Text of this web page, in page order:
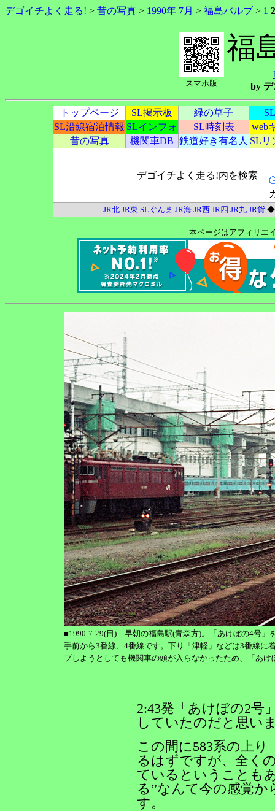
デゴイチよく走る! > 昔の写真 > 1990年 7月 > 福島バルブ > 1 2
スマホ版
福
by
トップページ SL掲示板 緑の草子
SL沿線宿泊情報 SLインフォ SL時刻表
web
昔の写真
機関車DB 鉄道好き有名人 SLリ
デゴイチよく走る!内を検索
JR北 JR東 SLぐんま JR海 JR西 JR四 JR九 JR貨
本ページはアフィリエ
■1990-7-29(日) 早朝の福島駅(青森方)。「あけぼの4号」
手前から3番線、4番線です。下り「津軽」などは3番線に
ブしようとしても機関車の頭が入らなかったため、「あ
2:43発「あけぼの2号
していたのだと思い
この間に583系の上
るはずですが、全く
ているということも
る”なんて今の感覚
す。